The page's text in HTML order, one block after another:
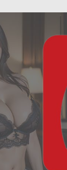
ฝัน
เห็น
to
content